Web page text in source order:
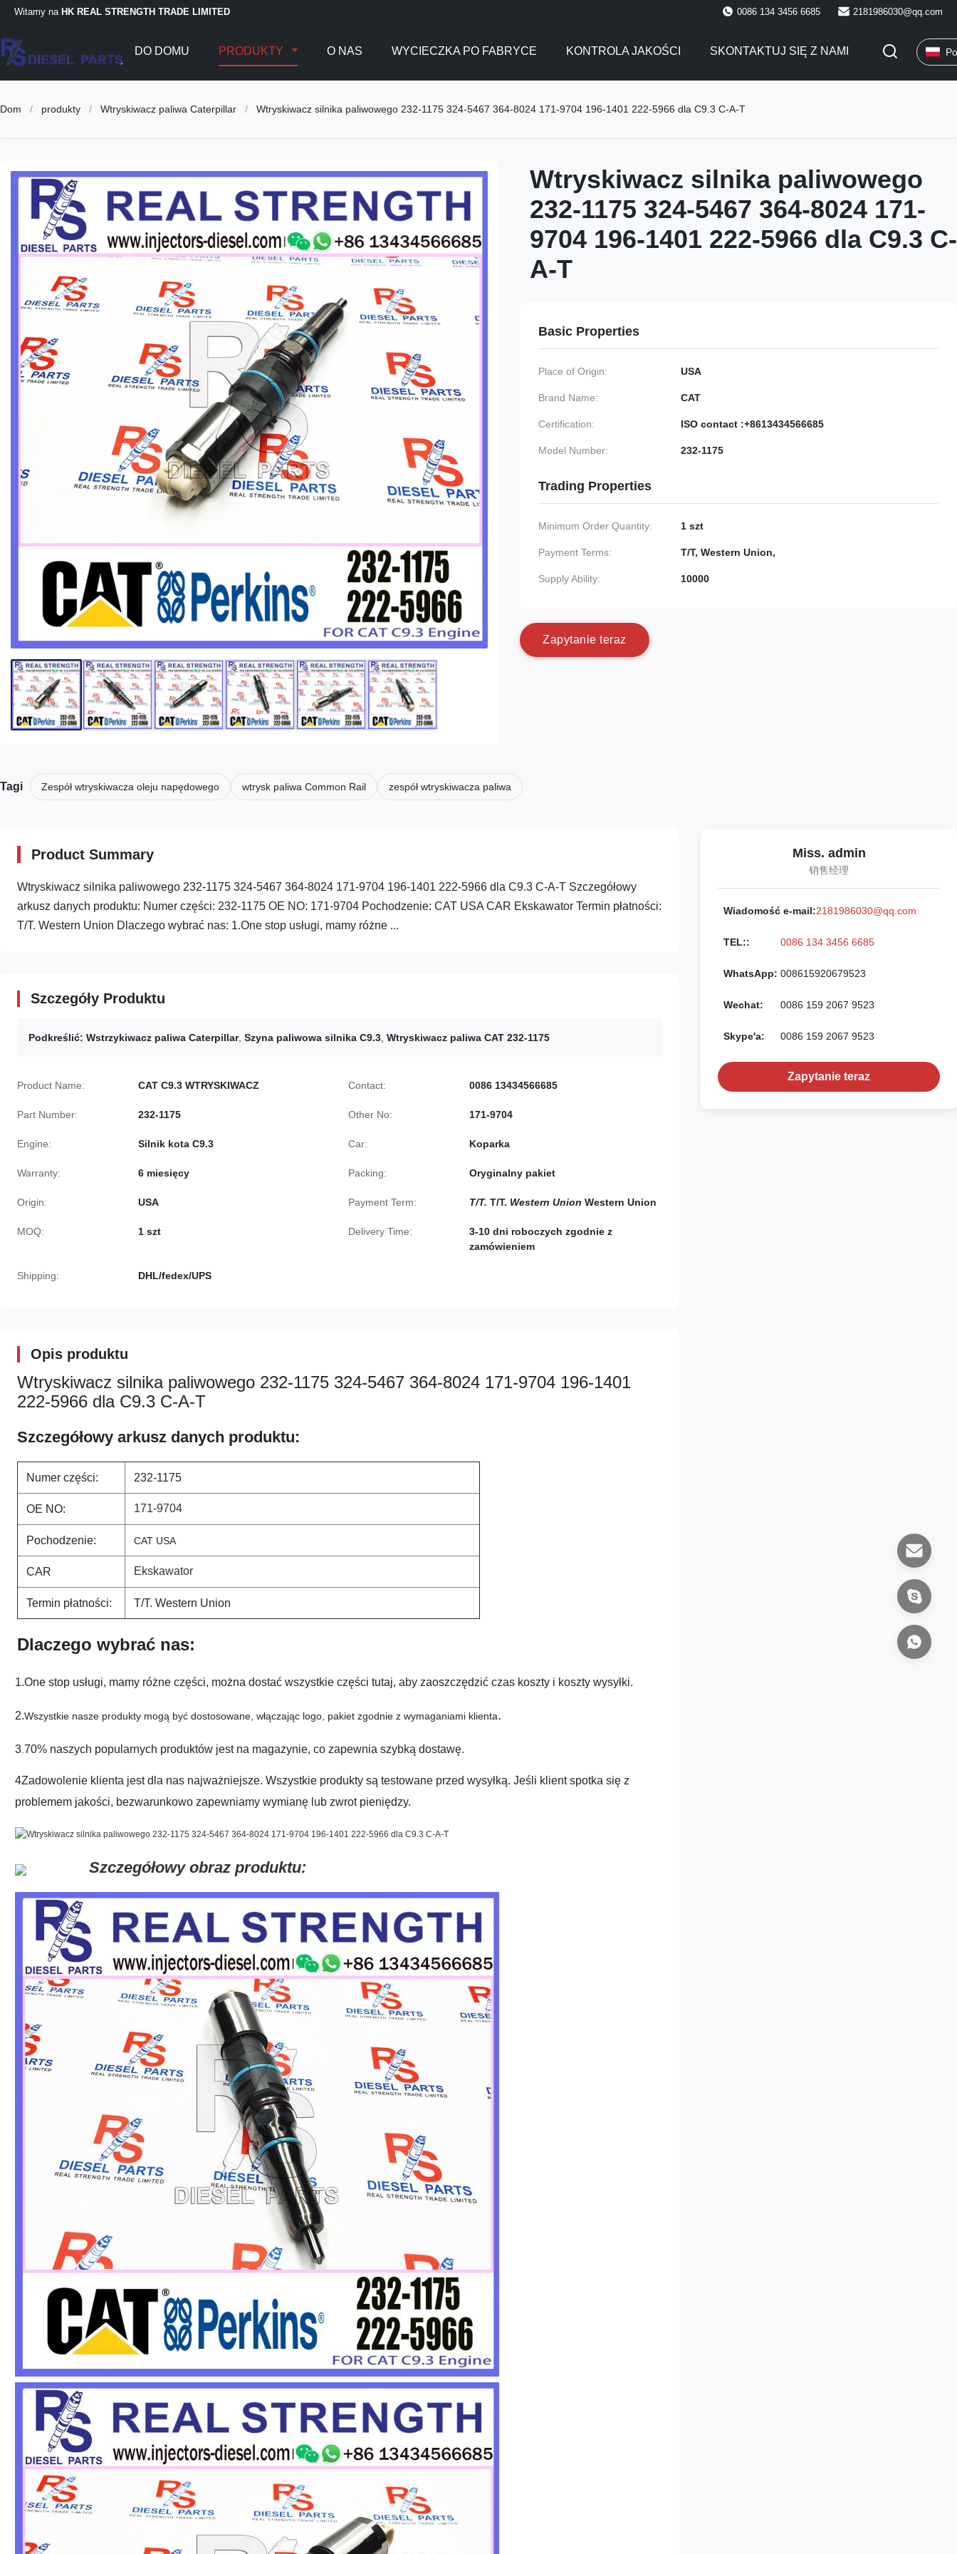
Witamy na HK REAL STRENGTH TRADE LIMITED 0086 134 3456 6685 2181986030@qq.com
DO DOMU PRODUKTY O NAS WYCIECZKA PO FABRYCE KONTROLA JAKOŚCI SKONTAKTUJ SIĘ Z NAMI
Dom / produkty / Wtryskiwacz paliwa Caterpillar / Wtryskiwacz silnika paliwowego 232-1175 324-5467 364-8024 171-9704 196-1401 222-5966 dla C9.3 C-A-T
Wtryskiwacz silnika paliwowego
232-1175 324-5467 364-8024 171-
9704 196-1401 222-5966 dla C9.3 C-
A-T
Basic Properties
Place of Origin: USA
Brand Name: CAT
Certification: ISO contact :+8613434566685
Model Number: 232-1175
Trading Properties
Minimum Order Quantity: 1 szt
Payment Terms: T/T, Western Union,
Supply Ability: 10000
Zapytanie teraz
Tagi Zespół wtryskiwacza oleju napędowego wtrysk paliwa Common Rail zespół wtryskiwacza paliwa
Product Summary
Wtryskiwacz silnika paliwowego 232-1175 324-5467 364-8024 171-9704 196-1401 222-5966 dla C9.3 C-A-T Szczegółowy
arkusz danych produktu: Numer części: 232-1175 OE NO: 171-9704 Pochodzenie: CAT USA CAR Ekskawator Termin płatności:
T/T. Western Union Dlaczego wybrać nas: 1.One stop usługi, mamy różne ...
Szczegóły Produktu
Podkreślić: Wstrzykiwacz paliwa Caterpillar, Szyna paliwowa silnika C9.3 Wtryskiwacz paliwa CAT 232-1175
Product Name: CAT C9.3 WTRYSKIWACZ Contact: 0086 13434566685
Part Number: 232-1175 Other No: 171-9704
Engine: Silnik kota C9.3 Car: Koparka
Warranty: 6 miesięcy Packing: Oryginalny pakiet
Origin: USA Payment Term: T/T. T/T. Western Union Western Union
MOQ: 1 szt Delivery Time:
3-10 dni roboczych zgodnie z
zamówieniem
Shipping: DHL/fedex/UPS
Opis produktu
Wtryskiwacz silnika paliwowego 232-1175 324-5467 364-8024 171-9704 196-1401
222-5966 dla C9.3 C-A-T
Szczegółowy arkusz danych produktu:
Numer części: 232-1175
OE NO: 171-9704
Pochodzenie: CAT USA
CAR Ekskawator
Termin płatności: T/T. Western Union
Dlaczego wybrać nas:
1.One stop usługi, mamy różne części, można dostać wszystkie części tutaj, aby zaoszczędzić czas koszty i koszty wysyłki.
2.Wszystkie nasze produkty mogą być dostosowane, włączając logo, pakiet zgodnie z wymaganiami klienta.
3. 70% naszych popularnych produktów jest na magazynie, co zapewnia szybką dostawę.
4Zadowolenie klienta jest dla nas najważniejsze. Wszystkie produkty są testowane przed wysyłką. Jeśli klient spotka się z
problemem jakości, bezwarunkowo zapewniamy wymianę lub zwrot pieniędzy.
Szczegółowy obraz produktu:
Miss. admin
销售经理
Wiadomość e-mail:2181986030@qq.com
TEL:: 0086 134 3456 6685
WhatsApp: 008615920679523
Wechat: 0086 159 2067 9523
Skype'a: 0086 159 2067 9523
Zapytanie teraz